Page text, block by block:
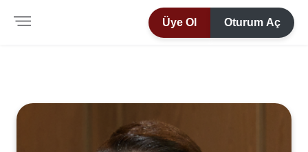
Üye Ol Oturum Aç